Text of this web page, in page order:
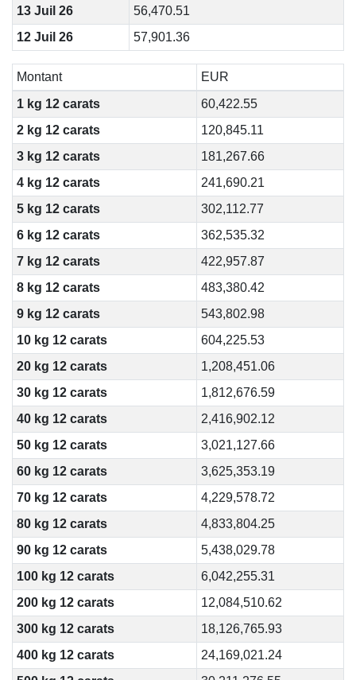
13 Juil 26
56,470.51
12 Juil 26
57,901.36
Montant
EUR
1 kg 12 carats
60,422.55
2 kg 12 carats
120,845.11
3 kg 12 carats
181,267.66
4 kg 12 carats
241,690.21
5 kg 12 carats
302,112.77
6 kg 12 carats
362,535.32
7 kg 12 carats
422,957.87
8 kg 12 carats
483,380.42
9 kg 12 carats
543,802.98
10 kg 12 carats
604,225.53
20 kg 12 carats
1,208,451.06
30 kg 12 carats
1,812,676.59
40 kg 12 carats
2,416,902.12
50 kg 12 carats
3,021,127.66
60 kg 12 carats
3,625,353.19
70 kg 12 carats
4,229,578.72
80 kg 12 carats
4,833,804.25
90 kg 12 carats
5,438,029.78
100 kg 12 carats
6,042,255.31
200 kg 12 carats
12,084,510.62
300 kg 12 carats
18,126,765.93
400 kg 12 carats
24,169,021.24